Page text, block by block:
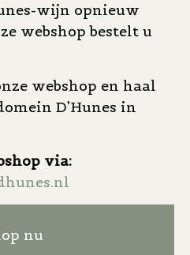
wijn opnieuw
webshop bestelt u
webshop en haal
D’Hunes in
via:
nu